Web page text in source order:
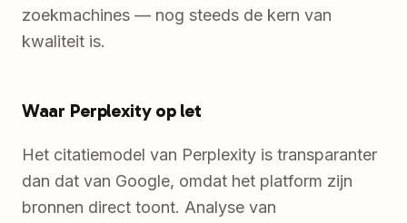
zoekmachines — nog steeds de kern van
kwaliteit is.
Waar Perplexity op let
Het citatiemodel van Perplexity is transparanter
dan dat van Google, omdat het platform zijn
bronnen direct toont. Analyse van